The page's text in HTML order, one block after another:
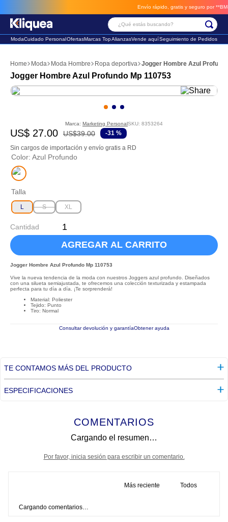
Envío rápido, gratis y seguro por **BM-
¿Qué estás buscando?
ModaCuidado PersonalOfertasMarcas TopAlianzasVende aquíSeguimiento de Pedidos
Moda Moda Hombre Ropa deportiva Jogger Hombre Azul
Jogger Hombre Azul Profundo Mp 110753
Marca: Marketing PersonalSKU: 8353264
US$ 27.00 US$39.00 -31 %
Sin cargos de importación y envío gratis a RD
Color: Azul Profundo
Talla
L S XL
Cantidad
AGREGAR AL CARRITO
Jogger Hombre Azul Profundo Mp 110753
Vive la nueva tendencia de la moda con nuestros Joggers azul profundo. Diseñados
con una silueta semiajustada, te ofrecemos una colección texturizada y estampada
perfecta para tu día a día. ¡Te sorprenderá!
Material: Poliester
Tejido: Punto
Tiro: Normal
Consultar devolución y garantíaObtener ayuda
TE CONTAMOS MÁS DEL PRODUCTO
ESPECIFICACIONES
COMENTARIOS
Cargando el resumen…
Por favor, inicia sesión para escribir un comentario.
Más reciente Todos
Cargando comentarios…
2. sandalia